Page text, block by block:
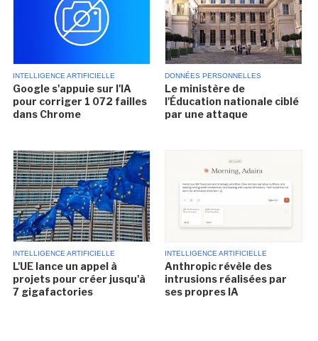
INTELLIGENCE ARTIFICIELLE
Google s'appuie sur l'IA
pour corriger 1 072 failles
dans Chrome
DONNÉES PERSONNELLES
Le ministère de
l'Éducation nationale ciblé
par une attaque
INTELLIGENCE ARTIFICIELLE
L'UE lance un appel à
projets pour créer jusqu'à
7 gigafactories
INTELLIGENCE ARTIFICIELLE
Anthropic révèle des
intrusions réalisées par
ses propres IA